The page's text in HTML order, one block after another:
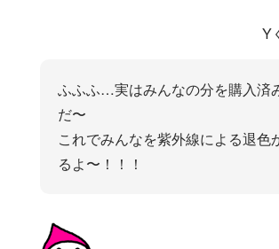
ふふふ…実はみんなの分を購入済
だ〜
これでみんなを紫外線による退色
るよ〜！！！
Y